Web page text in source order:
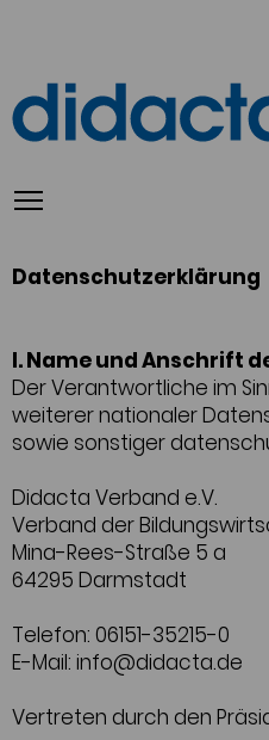
Datenschutzerklärung
I. Name und Anschrift
Der Verantwortliche im
weiterer nationaler
sowie sonstiger
Didacta Verband e.V.
Verband der
Mina-Rees-Straße 5 a
64295 Darmstadt
Telefon: 06151-35215-0
E-Mail: info@didacta.de
Vertreten durch den